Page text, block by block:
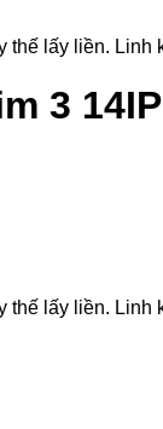
lấy liền.
3
lấy liền.